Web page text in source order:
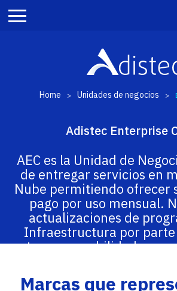
Home > Unidades de negocios >
Adistec Enterprise
AEC es la Unidad de
de entregar servicios en
Nube permitiendo ofrecer
pago por uso mensual.
actualizaciones de
Infraestructura por
esta responsabilidad
Marcas que